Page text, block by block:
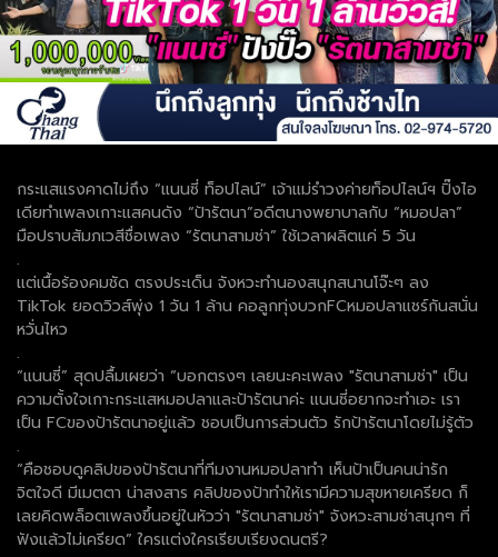
กระแสแรงคาดไม่ถึง “แนนซี่ ท็อปไลน์” เจ้าแม่รำวงค่ายท็อปไลน์ฯ ปิ๊งไอ
เดียทำเพลงเกาะแสคนดัง “ป้ารัตนา”อดีตนางพยาบาลกับ “หมอปลา”
มือปราบสัมภเวสีชื่อเพลง “รัตนาสามช่า” ใช้เวลาผลิตแค่ 5 วัน
.
แต่เนื้อร้องคมชัด ตรงประเด็น จังหวะทำนองสนุกสนานโจ๊ะๆ ลง
TikTok ยอดวิวส์พุ่ง 1 วัน 1 ล้าน คอลูกทุ่งบวกFCหมอปลาแชร์กันสนั่น
หวั่นไหว
.
“แนนซี่” สุดปลื้มเผยว่า “บอกตรงๆ เลยนะคะเพลง "รัตนาสามช่า" เป็น
ความตั้งใจเกาะกระแสหมอปลาและป้ารัตนาค่ะ แนนซี่อยากจะทำเอะ เรา
เป็น FCของป้ารัตนาอยู่แล้ว ชอบเป็นการส่วนตัว รักป้ารัตนาโดยไม่รู้ตัว
.
“คือชอบดูคลิปของป้ารัตนาที่ทีมงานหมอปลาทำ เห็นป้าเป็นคนน่ารัก
จิตใจดี มีเมตตา น่าสงสาร คลิปของป้าทำให้เรามีความสุขหายเครียด ก็
เลยคิดพล็อตเพลงขึ้นอยู่ในหัวว่า "รัตนาสามช่า" จังหวะสามช่าสนุกๆ ที่
ฟังแล้วไม่เครียด” ใครแต่งใครเรียบเรียงดนตรี?